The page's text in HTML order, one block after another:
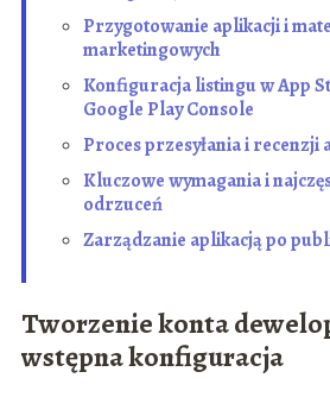
Przygotowanie aplikacji i
marketingowych
Konfiguracja listingu w App
Google Play Console
Proces przesyłania i recenzji
Kluczowe wymagania i
odrzuceń
Zarządzanie aplikacją po
Tworzenie konta
wstępna konfiguracja